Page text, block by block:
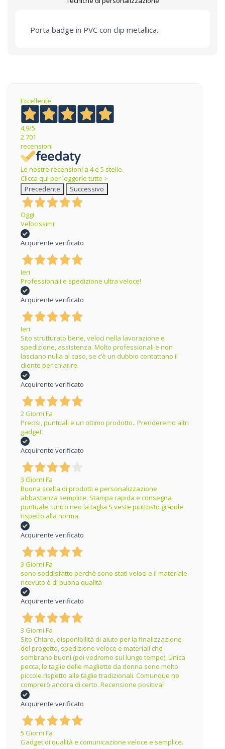
Porta badge in PVC con clip metallica.
Eccellente
4,9/5
2.701
recensioni
Le nostre recensioni a 4 e 5 stelle.
Clicca qui per leggerle tutte >
Precedente
Successivo
Oggi
Velocissimi
Acquirente verificato
Ieri
Professionali e spedizione ultra veloce!
Acquirente verificato
Ieri
Sito strutturato bene, veloci nella lavorazione e
spedizione, assistenza. Molto professionali e non
lasciano nulla al caso, se c’è un dubbio contattano il
cliente per chiarire.
Acquirente verificato
2 Giorni Fa
Precisi, puntuali e un ottimo prodotto.. Prenderemo altri
gadget
Acquirente verificato
3 Giorni Fa
Buona scelta di prodotti e personalizzazione
abbastanza semplice. Stampa rapida e consegna
puntuale. Unico neo la taglia S veste piuttosto grande
rispetto alla norma.
Acquirente verificato
3 Giorni Fa
sono soddisfatto perchè sono stati veloci e il materiale
ricevuto è di buona qualità
Acquirente verificato
3 Giorni Fa
Sito Chiaro, disponibilità di aiuto per la finalizzazione
del progetto, spedizione veloce e materiali che
sembrano buoni (poi vedremo sul lungo tempo). Unica
pecca, le taglie delle magliette da donna sono molto
piccole rispetto alle taglie tradizionali. Comunque ne
comprerò ancora di certo. Recensione positiva!
Acquirente verificato
5 Giorni Fa
Gadget di qualità e comunicazione veloce e semplice.